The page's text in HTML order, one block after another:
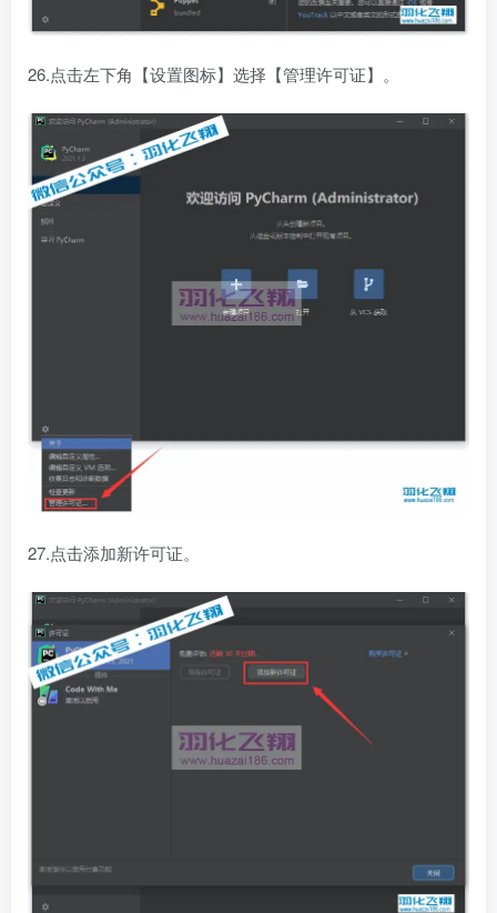
26.点击左下角【设置图标】选择【管理许可证】。
27.点击添加新许可证。